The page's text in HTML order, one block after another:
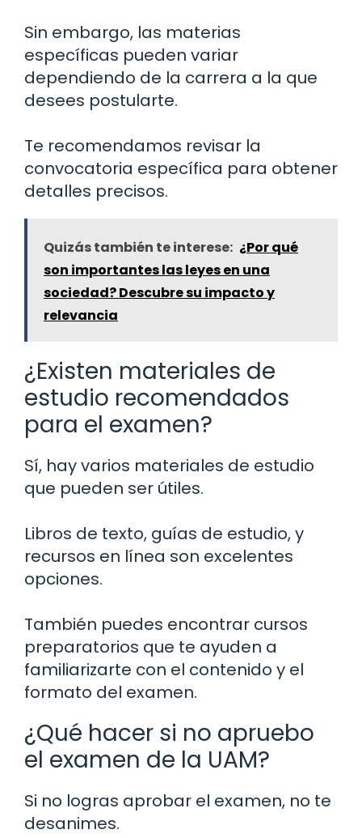
Sin embargo, las materias
específicas pueden variar
dependiendo de la carrera a la que
desees postularte.
Te recomendamos revisar la
convocatoria específica para obtener
detalles precisos.
Quizás también te interese: ¿Por qué
son importantes las leyes en una
sociedad? Descubre su impacto y
relevancia
¿Existen materiales de
estudio recomendados
para el examen?
Sí, hay varios materiales de estudio
que pueden ser útiles.
Libros de texto, guías de estudio, y
recursos en línea son excelentes
opciones.
También puedes encontrar cursos
preparatorios que te ayuden a
familiarizarte con el contenido y el
formato del examen.
¿Qué hacer si no apruebo
el examen de la UAM?
Si no logras aprobar el examen, no te
desanimes.